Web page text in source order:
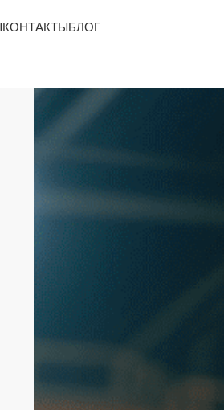
КОНТАКТЫ БЛОГ